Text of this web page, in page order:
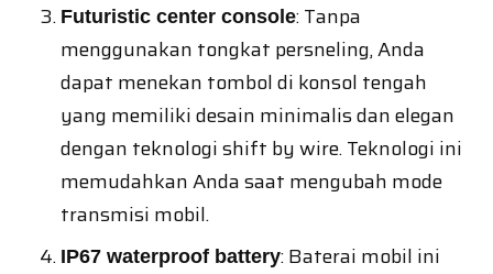
Futuristic center console: Tanpa
menggunakan tongkat persneling, Anda
dapat menekan tombol di konsol tengah
yang memiliki desain minimalis dan elegan
dengan teknologi shift by wire. Teknologi ini
memudahkan Anda saat mengubah mode
transmisi mobil.
IP67 waterproof battery: Baterai mobil ini